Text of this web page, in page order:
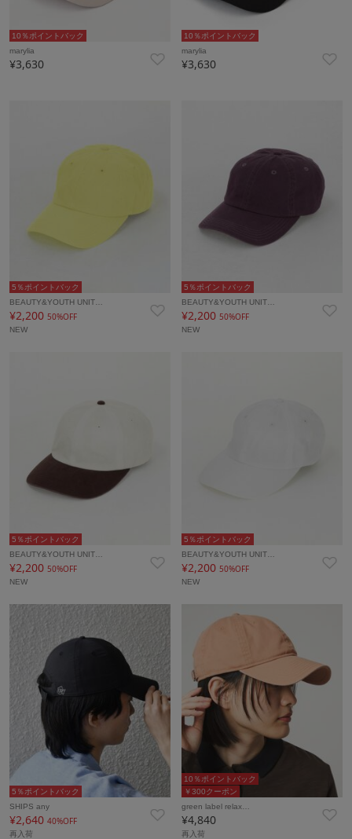
10％ポイントバック
marylia
¥3,630
10％ポイントバック
marylia
¥3,630
5％ポイントバック
BEAUTY&YOUTH UNIT…
¥2,200 50%OFF
NEW
5％ポイントバック
BEAUTY&YOUTH UNIT…
¥2,20050%OFF
NEW
5％ポイントバック
BEAUTY&YOUTH UNIT…
¥2,200 50%OFF
NEW
5％ポイントバック
BEAUTY&YOUTH UNIT…
¥2,20050%OFF
NEW
5％ポイントバック
SHIPS any
¥2,640 40%OFF
再入荷
￥300クーポン
10％ポイントバック
green label relax…
¥4,840
再入荷